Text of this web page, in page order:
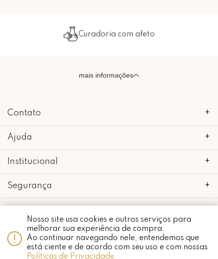
Nosso site usa cookies e outros serviços para
melhorar sua experiência de compra.
Ao continuar navegando nele, entendemos que
está ciente e de acordo com seu uso e com nossas
Políticas de Privacidade
Curadoria com afeto
Whatsapp
mais informações
Contato +
Ajuda +
Institucional +
Segurança +
copyright 2018 - 2022 • mimo galeria • 52.898.662/0001-24 • todos os
direitos reservados.